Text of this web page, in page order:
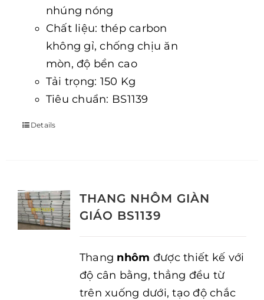
nhúng nóng
Chất liệu: thép carbon
không gỉ, chống chịu ăn
mòn, độ bền cao
Tải trọng: 150 Kg
Tiêu chuẩn: BS1139
Details
THANG NHÔM GIÀN
GIÁO BS1139
Thang nhôm được thiết kế với
độ cân bằng, thẳng đều từ
trên xuống dưới, tạo độ chắc